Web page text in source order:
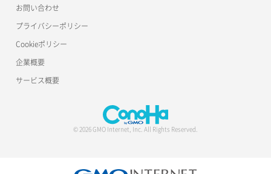
お問い合わせ
プライバシーポリシー
Cookieポリシー
企業概要
サービス概要
© 2026 GMO Internet, Inc. All Rights Reserved.